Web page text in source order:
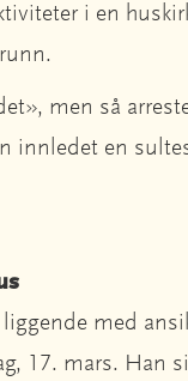
i en
men så
innledet en
med
17. mars. Han